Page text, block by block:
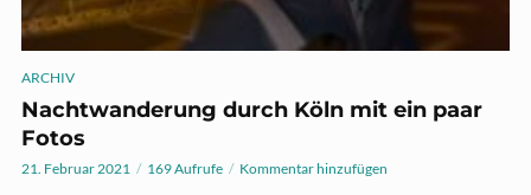
ARCHIV
Nachtwanderung durch Köln mit ein paar
Fotos
21. Februar 2021 169 Aufrufe Kommentar hinzufügen